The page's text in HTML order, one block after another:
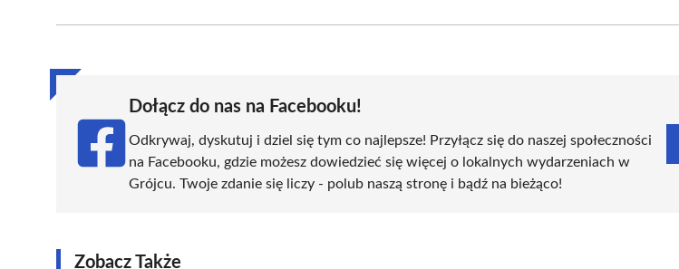
(Twitter)
Dołącz do nas na Facebooku!
Odkrywaj, dyskutuj i dziel się tym co najlepsze! Przyłącz się do naszej społeczności
na Facebooku, gdzie możesz dowiedzieć się więcej o lokalnych wydarzeniach w
Grójcu. Twoje zdanie się liczy - polub naszą stronę i bądź na bieżąco!
Zobacz Także